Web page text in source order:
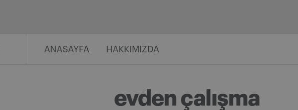
ANASAYFA HAKKIMIZDA
evden çalışma